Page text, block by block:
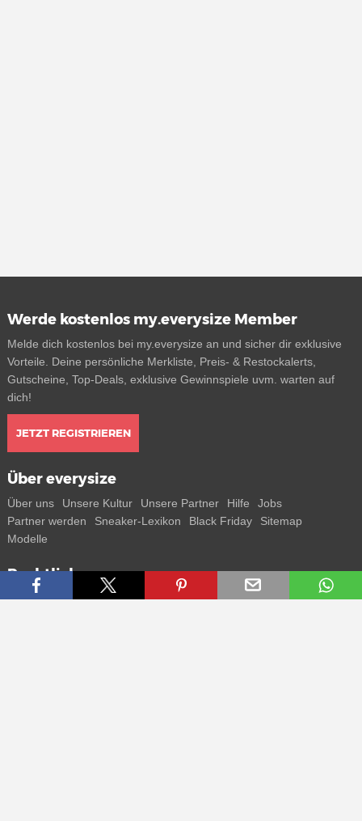
Werde kostenlos my.everysize Member
Melde dich kostenlos bei my.everysize an und sicher dir exklusive
Vorteile. Deine persönliche Merkliste, Preis- & Restockalerts,
Gutscheine, Top-Deals, exklusive Gewinnspiele uvm. warten auf
dich!
JETZT REGISTRIEREN
Über everysize
Über uns Unsere Kultur Unsere Partner Hilfe
Jobs
Partner werden
Sneaker-Lexikon Black Friday
Sitemap
Modelle
Rechtliches
AGB Datenschutz Impressum Kontakt